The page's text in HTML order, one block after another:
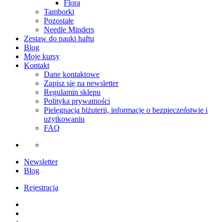
Flora
Tamborki
Pozostałe
Needle Minders
Zestaw do nauki haftu
Blog
Moje kursy
Kontakt
Dane kontaktowe
Zapisz się na newsletter
Regulamin sklepu
Polityka prywatności
Pielęgnacja biżuterii, informacje o bezpieczeństwie i
użytkowaniu
FAQ
Newsletter
Blog
Rejestracja